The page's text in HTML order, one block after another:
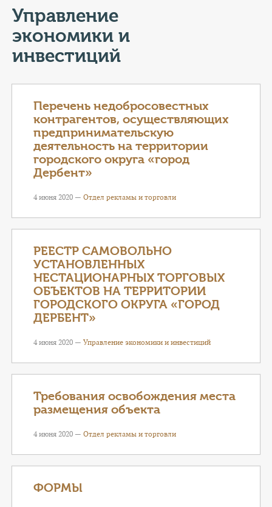
ТУРИСТАМ
КОНТАКТЫ
ГЕРОИ Z
КАТАЛОГ УСЛУГ
СЛУЖБА ПО КОНТРАКТУ
Управление
экономики и
инвестиций
Перечень недобросовестных
контрагентов, осуществляющих
предпринимательскую
деятельность на территории
городского округа «город
Дербент»
4 июня 2020 — Отдел рекламы и торговли
РЕЕСТР САМОВОЛЬНО
УСТАНОВЛЕННЫХ
НЕСТАЦИОНАРНЫХ ТОРГОВЫХ
ОБЪЕКТОВ НА ТЕРРИТОРИИ
ГОРОДСКОГО ОКРУГА «ГОРОД
ДЕРБЕНТ»
4 июня 2020 — Управление экономики и инвестиций
Требования освобождения места
размещения объекта
4 июня 2020 — Отдел рекламы и торговли
ФОРМЫ